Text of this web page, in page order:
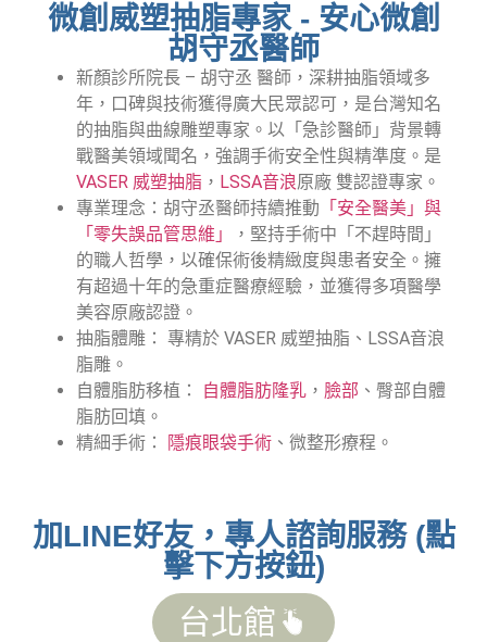
微創威塑抽脂專家 - 安心微創
胡守丞醫師
新顏診所院長 – 胡守丞 醫師，深耕抽脂領域多
年，口碑與技術獲得廣大民眾認可，是台灣知名
的抽脂與曲線雕塑專家。 以「急診醫師」背景轉
戰醫美領域聞名，強調手術安全性與精準度。是
VASER 威塑抽脂 ， LSSA音浪原廠 雙認證專家。
專業理念：胡守丞醫師持續推動 「安全醫美」與
「零失誤品管思維」
，堅持手術中「不趕時間」
的職人哲學，以確保術後精緻度與患者安全。擁
有超過十年的急重症醫療經驗，並獲得多項醫學
美容原廠認證。
抽脂體雕： 專精於 VASER 威塑抽脂、LSSA音浪
脂雕。
自體脂肪移植：
自體脂肪隆乳 ， 臉部 、臀部自體
脂肪回填。
精細手術：
隱痕眼袋手術 、微整形療程。
加LINE好友，專人諮詢服務 (點
擊下方按鈕)
台北館